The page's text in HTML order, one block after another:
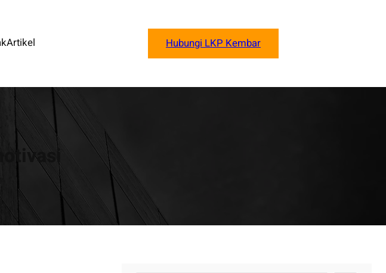
Artikel Hubungi LKP Kembar